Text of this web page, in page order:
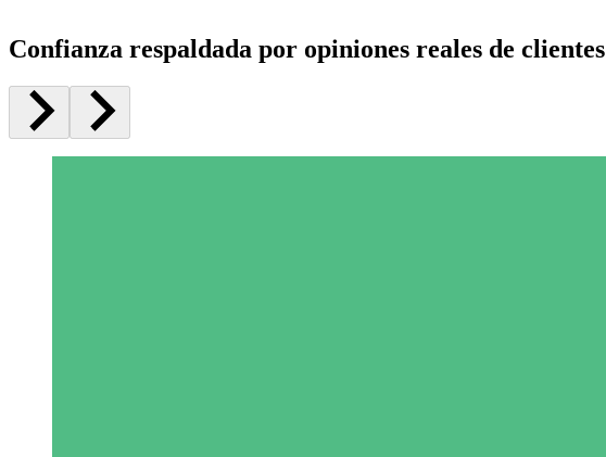
Confianza respaldada por opiniones reales de clientes